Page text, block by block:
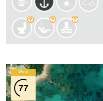
Wind
77